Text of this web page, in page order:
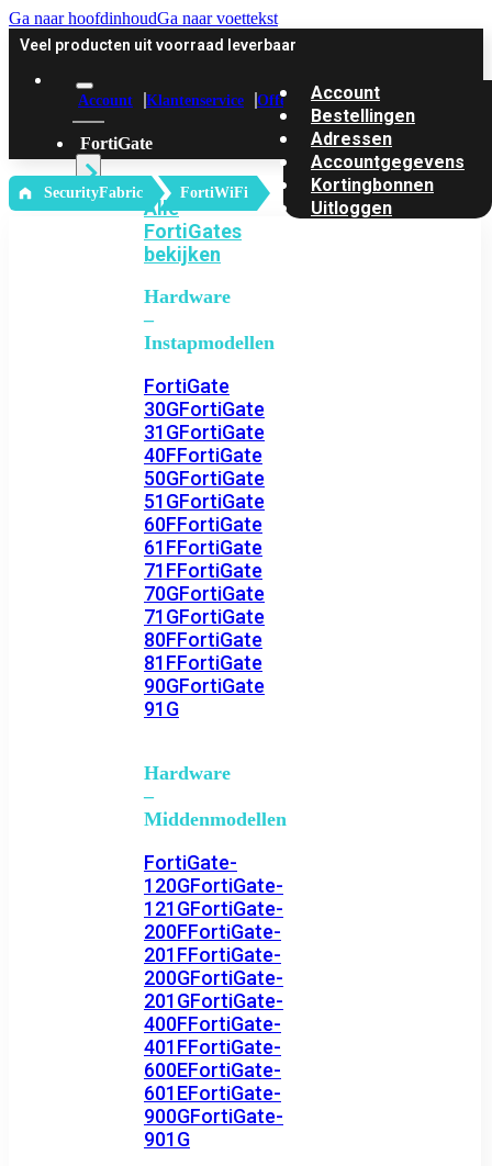
Ga naar hoofdinhoudGa naar voettekst
Veel producten uit voorraad leverbaar
Account Klantenservice Offerte
FortiGate
Alle
FortiGates
bekijken
Hardware
–
Instapmodellen
FortiGate
30GFortiGate
31GFortiGate
40FFortiGate
50GFortiGate
51GFortiGate
60FFortiGate
61FFortiGate
71FFortiGate
70GFortiGate
71GFortiGate
80FFortiGate
81FFortiGate
90GFortiGate
91G
Hardware
–
Middenmodellen
FortiGate-
120GFortiGate-
121GFortiGate-
200FFortiGate-
201FFortiGate-
200GFortiGate-
201GFortiGate-
400FFortiGate-
401FFortiGate-
600EFortiGate-
601EFortiGate-
900GFortiGate-
901G
Account
Bestellingen
Adressen
Accountgegevens
Kortingbonnen
Uitloggen
‎ SecurityFabric FortiWiFi